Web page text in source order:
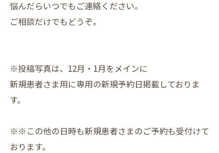
悩んだらいつでもご連絡ください。
ご相談だけでもどうぞ。
※投稿写真は、12月・1月をメインに
新規患者さま用に専用の新規予約日掲載しておりま
す。
※※この他の日時も新規患者さまのご予約も受付けて
おります。